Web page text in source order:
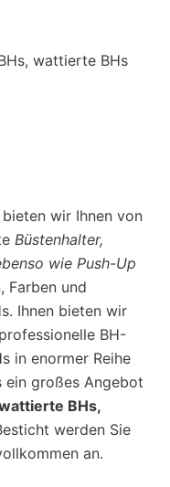
wattierte BHs
wir Ihnen von
Büstenhalter,
wie Push-Up
Farben und
Ihnen bieten wir
BH-
in enormer Reihe
ein großes Angebot
BHs,
werden Sie
an.